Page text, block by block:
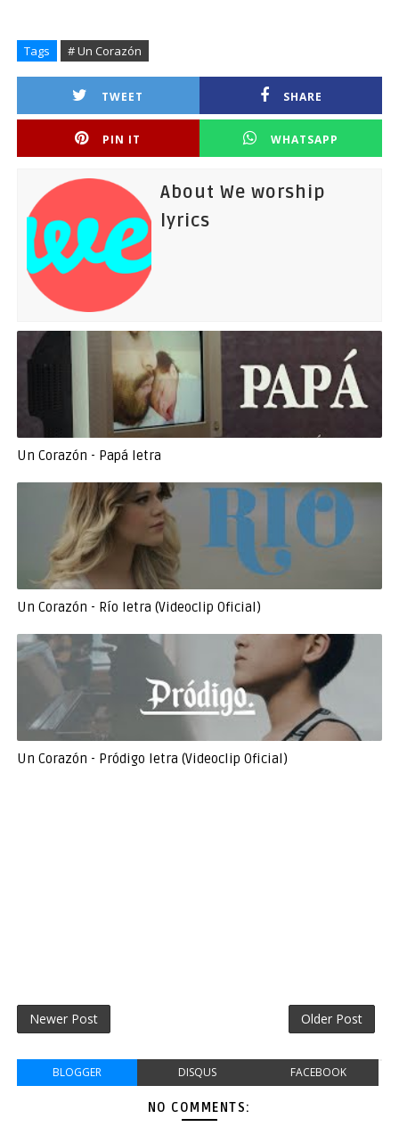
Tags # Un Corazón
TWEET SHARE
PIN IT WHATSAPP
About We worship
lyrics
Un Corazón - Papá letra
Un Corazón - Río letra (Videoclip Oficial)
Un Corazón - Pródigo letra (Videoclip Oficial)
Newer Post Older Post
BLOGGER DISQUS FACEBOOK
NO COMMENTS: